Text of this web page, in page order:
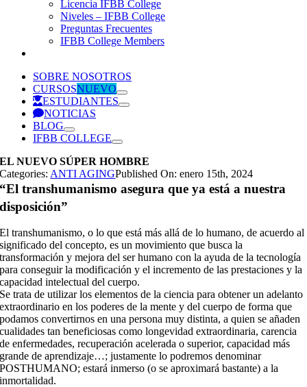
Licencia IFBB College
Niveles – IFBB College
Preguntas Frecuentes
IFBB College Members
SOBRE NOSOTROS
CURSOSNUEVO
ESTUDIANTES
NOTICIAS
BLOG
IFBB COLLEGE
EL NUEVO SÚPER HOMBRE
Categories: ANTI AGINGPublished On: enero 15th, 2024
“El transhumanismo asegura que ya está a nuestra
disposición”
El transhumanismo, o lo que está más allá de lo humano, de acuerdo al
significado del concepto, es un movimiento que busca la
transformación y mejora del ser humano con la ayuda de la tecnología
para conseguir la modificación y el incremento de las prestaciones y la
capacidad intelectual del cuerpo.
Se trata de utilizar los elementos de la ciencia para obtener un adelanto
extraordinario en los poderes de la mente y del cuerpo de forma que
podamos convertirnos en una persona muy distinta, a quien se añaden
cualidades tan beneficiosas como longevidad extraordinaria, carencia
de enfermedades, recuperación acelerada o superior, capacidad más
grande de aprendizaje…; justamente lo podremos denominar
POSTHUMANO; estará inmerso (o se aproximará bastante) a la
inmortalidad.